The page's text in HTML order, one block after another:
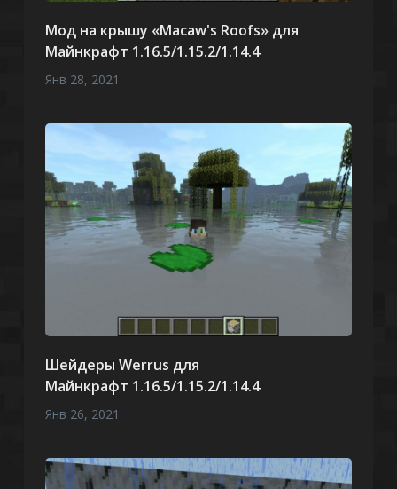
Мод на крышу «Macaw's Roofs» для
Майнкрафт 1.16.5/1.15.2/1.14.4
Янв 28, 2021
Шейдеры Werrus для
Майнкрафт 1.16.5/1.15.2/1.14.4
Янв 26, 2021